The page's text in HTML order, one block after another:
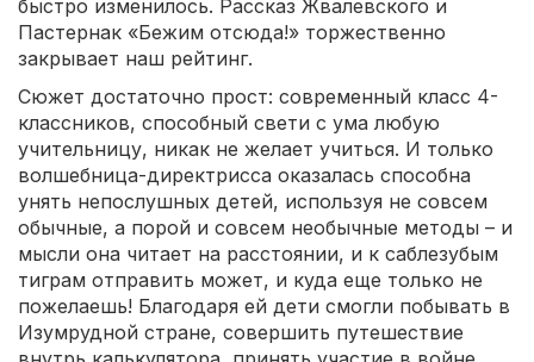
быстро изменилось. Рассказ Жвалевского и
Пастернак «Бежим отсюда!» торжественно
закрывает наш рейтинг.
Сюжет достаточно прост: современный класс 4-
классников, способный свети с ума любую
учительницу, никак не желает учиться. И только
волшебница-директрисса оказалась способна
унять непослушных детей, используя не совсем
обычные, а порой и совсем необычные методы – и
мысли она читает на расстоянии, и к саблезубым
тиграм отправить может, и куда еще только не
пожелаешь! Благодаря ей дети смогли побывать в
Изумрудной стране, совершить путешествие